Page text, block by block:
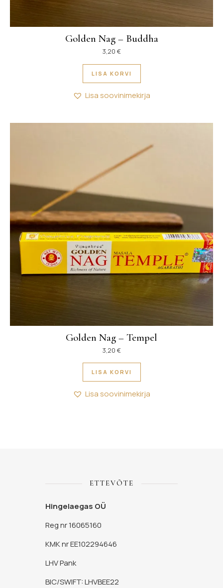
Golden Nag – Buddha
3,20 €
LISA KORVI
Lisa soovinimekirja
Golden Nag – Tempel
3,20 €
LISA KORVI
Lisa soovinimekirja
ETTEVÕTE
Hingelaegas OÜ
Reg nr 16065160
KMK nr EE102294646
LHV Pank
BIC/SWIFT: LHVBEE22